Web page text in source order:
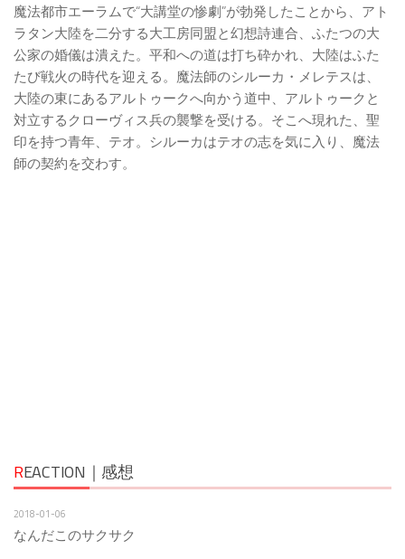
魔法都市エーラムで“大講堂の惨劇”が勃発したことから、アト
ラタン大陸を二分する大工房同盟と幻想詩連合、ふたつの大
公家の婚儀は潰えた。平和への道は打ち砕かれ、大陸はふた
たび戦火の時代を迎える。魔法師のシルーカ・メレテスは、
大陸の東にあるアルトゥークへ向かう道中、アルトゥークと
対立するクローヴィス兵の襲撃を受ける。そこへ現れた、聖
印を持つ青年、テオ。シルーカはテオの志を気に入り、魔法
師の契約を交わす。
REACTION｜感想
2018-01-06
なんだこのサクサク